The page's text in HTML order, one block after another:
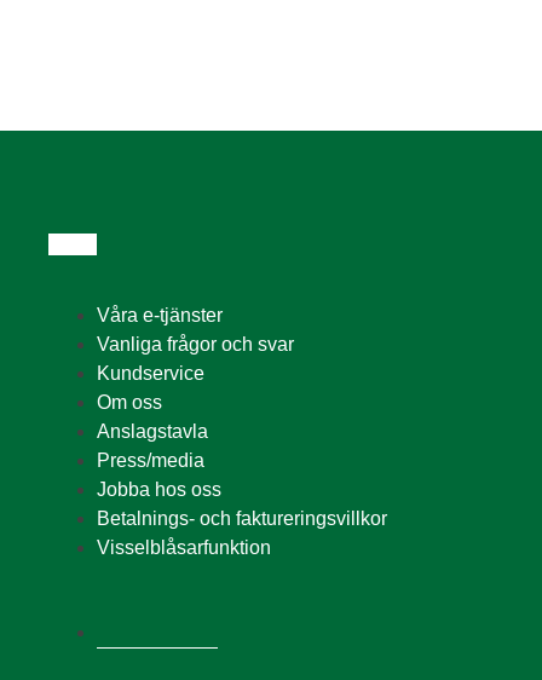
Våra e-tjänster
Vanliga frågor och svar
Kundservice
Om oss
Anslagstavla
Press/media
Jobba hos oss
Betalnings- och faktureringsvillkor
Visselblåsarfunktion